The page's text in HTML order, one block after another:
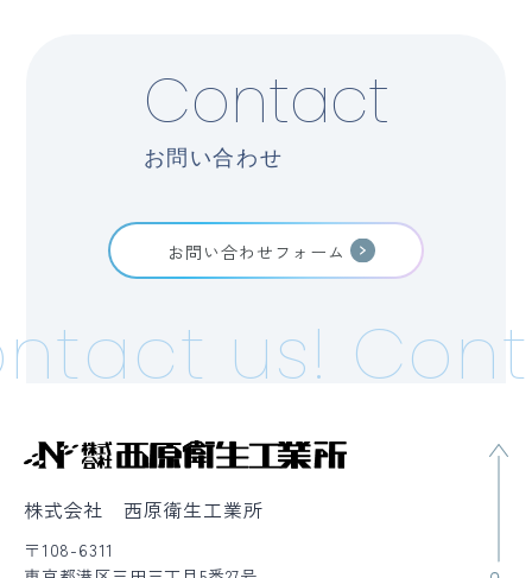
Contact
お問い合わせ
お問い合わせフォーム
us!
株式会社 西原衛生工業所
〒108-6311